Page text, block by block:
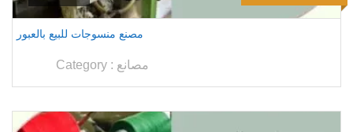
مصنع منسوجات للبيع بالعبور
Category : مصانع